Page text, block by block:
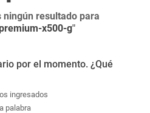
ningún resultado para
x500-g"
por el momento. ¿Qué
ingresados
palabra